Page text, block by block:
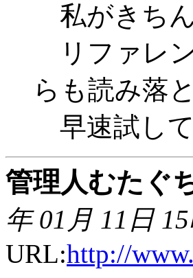
私がきち
リファレ
らも読み落
早速試して
管理人むたぐ
年 01月 11日
URL:http://